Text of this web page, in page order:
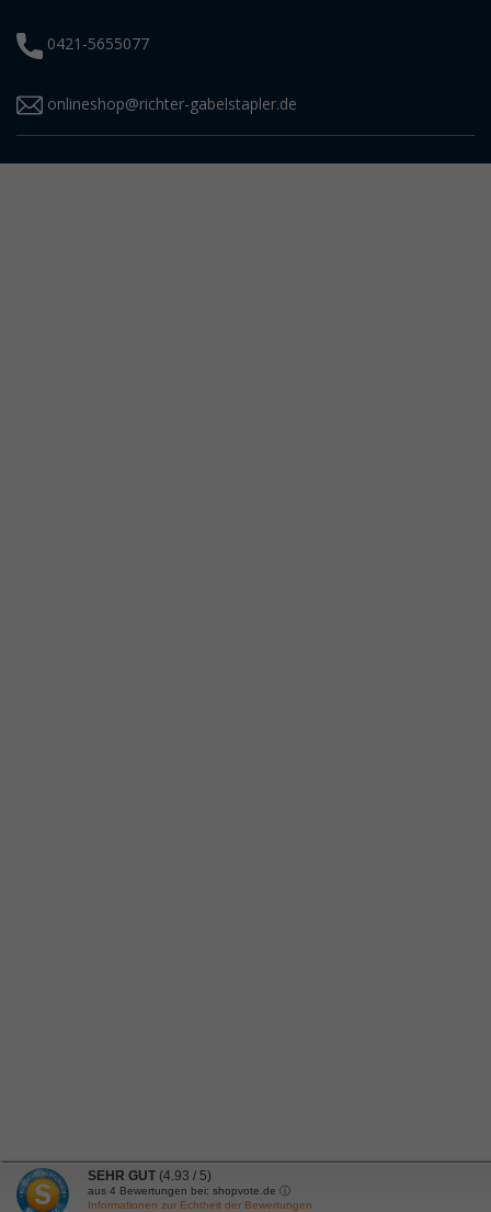
0421-5655077
onlineshop@richter-gabelstapler.de
SEHR GUT (4.93 / 5)
aus 4 Bewertungen bei: shopvote.de ⓘ
Informationen zur Echtheit der Bewertungen